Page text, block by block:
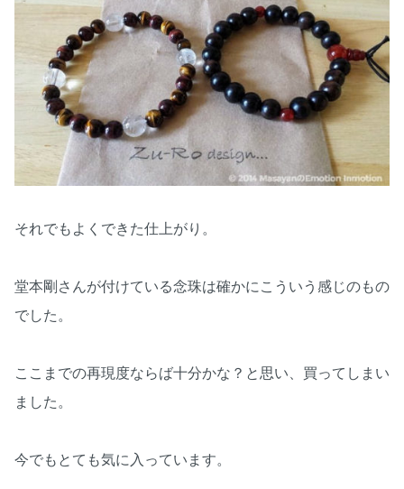
それでもよくできた仕上がり。
堂本剛さんが付けている念珠は確かにこういう感じのもの
でした。
ここまでの再現度ならば十分かな？と思い、買ってしまい
ました。
今でもとても気に入っています。